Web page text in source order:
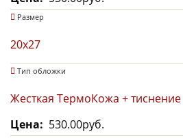
Размер
20х27
Тип обложки
Жесткая ТермоКожа + тиснение
Цена
530.00руб.